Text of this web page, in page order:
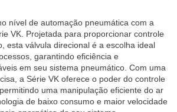
nível de automação pneumática com a
VK. Projetada para proporcionar controle
esta válvula direcional é a escolha ideal
garantindo eficiência e
em seu sistema pneumático. Com uma
a Série VK oferece o poder do controle
uma manipulação eficiente do ar
de baixo consumo e maior velocidade